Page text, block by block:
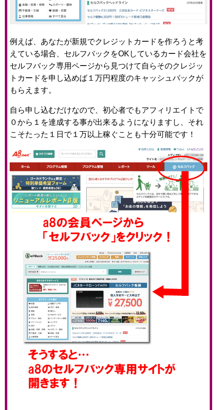
例えば、あなたが新規でクレジットカードを作ろうと考
えている場合、セルフバックをOKしているカード会社を
セルフバック専用ページから見つけて自らそのクレジッ
トカードを申し込めば１万円程度のキャッシュバックが
もらえます。
自ら申し込むだけなので、初心者でもアフィリエイトで
０から１を達成する事が出来るようになりますし、それ
こそたった１日で１万以上稼ぐことも十分可能です！